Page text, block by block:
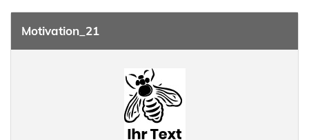
Motivation_21